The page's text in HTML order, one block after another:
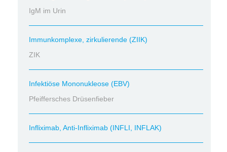
IgM im Urin
Immunkomplexe, zirkulierende (ZIIK)
ZIK
Infektiöse Mononukleose (EBV)
Pfeiffersches Drüsenfieber
Infliximab, Anti-Infliximab (INFLI, INFLAK)